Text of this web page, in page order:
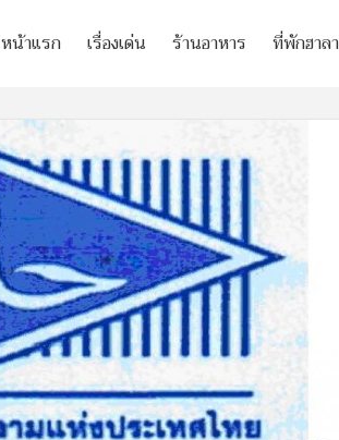
หน้าแรก เรื่องเด่น ร้านอาหาร ที่พักฮาล